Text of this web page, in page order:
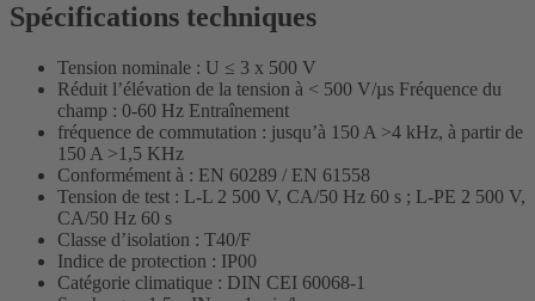
Spécifications techniques
Tension nominale : U ≤ 3 x 500 V
Réduit l’élévation de la tension à < 500 V/µs Fréquence du
champ : 0-60 Hz Entraînement
fréquence de commutation : jusqu’à 150 A >4 kHz, à partir de
150 A >1,5 KHz
Conformément à : EN 60289 / EN 61558
Tension de test : L-L 2 500 V, CA/50 Hz 60 s ; L-PE 2 500 V,
CA/50 Hz 60 s
Classe d’isolation : T40/F
Indice de protection : IP00
Catégorie climatique : DIN CEI 60068-1